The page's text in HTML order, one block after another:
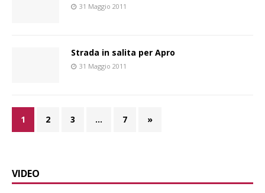
31 Maggio 2011
Strada in salita per Apro
31 Maggio 2011
1 2 3 … 7 »
VIDEO